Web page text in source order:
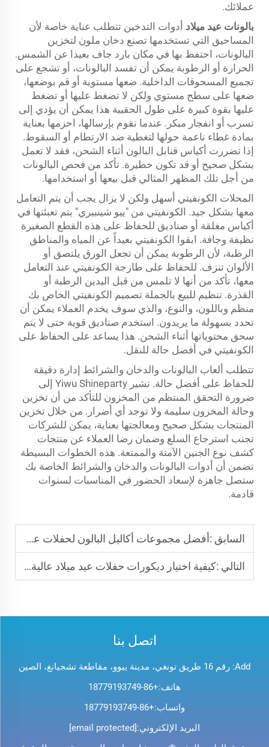
عملائك.
بالونات عيد ميلاد أدوات التدخين تتطلب عناية خاصة لأن
المساحيق التي تستخدمها تصنع دخان ملون لتخزين
البالونات، احتفظ بها في مكان بارد جاف بعيدا عن الشمس.
الحرارة أو الرطوبة يمكن أن تفسد البالونات، أو تشجع على
تجميع المسحوقات الداخلية. ضعها مستوية أو قم بوضعها،
ضعها على سطح مستوي ولكن لا تضغط عليها أو تضغط
عليها بقوة كبيرة على طول الحقيبة هذا يمكن أن يؤدي إلى
تسرب أو انفجار مبكر. عندما تقوم بإرسالها، احزمها بعناية
بمادة غطاء ناعمة حولها لتغطية ضد الارتطام أو السقوط.
إذا تضررت أكياس قنابل البالون أثناء الشحن، فقد لا تعمل
بشكل صحيح أو قد تكون خطيرة. تأكد من فحص البالونات
من أجل تلك المظهر المثالي قبل بيعها أو استخدامها.
المحلات الكونفيتي أسهل ولكن لا يزال يجب أن يتم التعامل
معها بشكل جيد. الكونفيتي من "ييو شينبيري" يتم تعبئتها في
أكياس مغلقة أو صناديق للحفاظ على هذه القطع الصغيرة
نظيفة وجافة. ابقوا الكونفيتي بعيداً عن المياه والمناطق
الرطبة، لأن الرطوبة يمكن أن تجعل الورق يلتصق أو
الألوان تنزف. للحفاظ على طازجة الكونفيتي عند التعامل
معها، تأكد من أنها لا تلمس من قبل اليدين الرطبة أو
القذرة. تنظيم للبيع بالجملة تصميم الكونفيتي الخاص بك
منظم وباللون، والنوع، والذي سوف يخدم العملاء يمكن أن
تحدد بسهولة ما يريدون. استخدم صناديق قوية حتى لا يتم
سحق محتوياتها أثناء الشحن. هذا يساعد على الحفاظ على
الكونفيتي في أفضل حالة للنقل.
تتطلب ألعاب البالونات والدخان والشرائط إدارة دقيقة
للحفاظ على أفضل حالة. تشير Yiwu Shineparty إلى
ضرورة التحقق المنتظم من المخزون للتأكد من أن تخزين
وحالة المخزون سليمة ولا توجد أي أضرار. من خلال تخزين
المنتجات بشكل صحيح ومعالجتها بعناية، يمكن للشركات
تجنب استرجاع السلع وضمان رضا العملاء عن منتجات
كشف نوع الجنين الآمنة والممتعة. هذه الخطوات البسيطة
تضمن أن أدوات البالونات والدخان والشرائط الخاصة بك
ستصل جاهزة لإسعاد الحضور في المناسبات لسنوات
قادمة.
السابق :أفضل مجموعات أكاليل البالون لحفلات عيد الميلاد
التالي :كيفية اختيار ديكورات حفلات عيد ميلاد عالية الجودة لمتاجر التجزئة
اتصل بنا
Add: رقم 16 طريق تونغي، مدينة ييوو، مقاطعة تشجيانغ، الصين
هاتف:+86-18779193749
واتساب:+86-18779193749
البريد الإلكتروني:[email protected]